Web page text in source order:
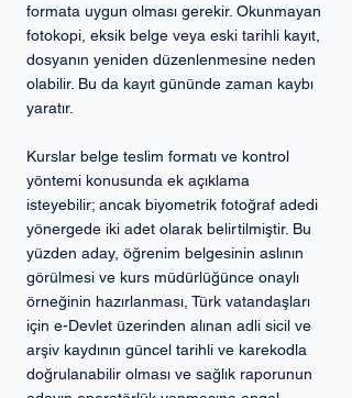
formata uygun olması gerekir. Okunmayan
fotokopi, eksik belge veya eski tarihli kayıt,
dosyanın yeniden düzenlenmesine neden
olabilir. Bu da kayıt gününde zaman kaybı
yaratır.
Kurslar belge teslim formatı ve kontrol
yöntemi konusunda ek açıklama
isteyebilir; ancak biyometrik fotoğraf adedi
yönergede iki adet olarak belirtilmiştir. Bu
yüzden aday, öğrenim belgesinin aslının
görülmesi ve kurs müdürlüğünce onaylı
örneğinin hazırlanması, Türk vatandaşları
için e-Devlet üzerinden alınan adli sicil ve
arşiv kaydının güncel tarihli ve karekodla
doğrulanabilir olması ve sağlık raporunun